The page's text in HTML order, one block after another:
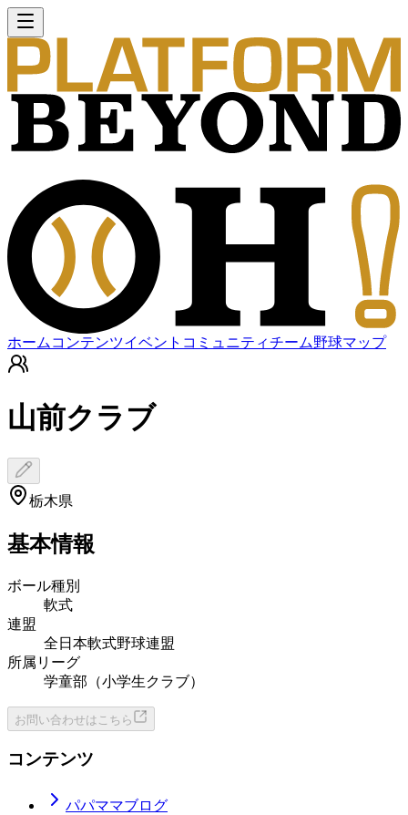
ホーム コンテンツイベント コミュニティチーム野球マップ
山前クラブ
栃木県
基本情報
ボール種別
軟式
連盟
全日本軟式野球連盟
所属リーグ
学童部（小学生クラブ）
お問い合わせはこちら
コンテンツ
パパママブログ